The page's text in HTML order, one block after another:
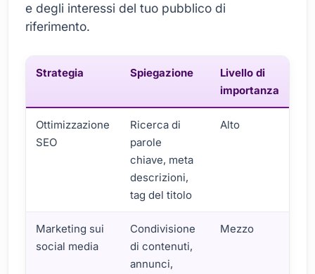
e degli interessi del tuo pubblico di
riferimento.
Strategia Spiegazione
Livello di
importanza
Ottimizzazione
SEO
Ricerca di
parole
chiave, meta
descrizioni,
tag del titolo
Alto
Marketing sui
social media
Condivisione
di contenuti,
annunci,
Mezzo